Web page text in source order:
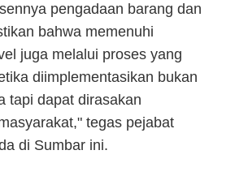
pengadaan barang dan
bahwa memenuhi
juga melalui proses yang
diimplementasikan bukan
tapi dapat dirasakan
tegas pejabat
di Sumbar ini.